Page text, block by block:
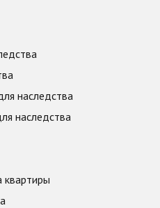
наследства
наследства
квартиры